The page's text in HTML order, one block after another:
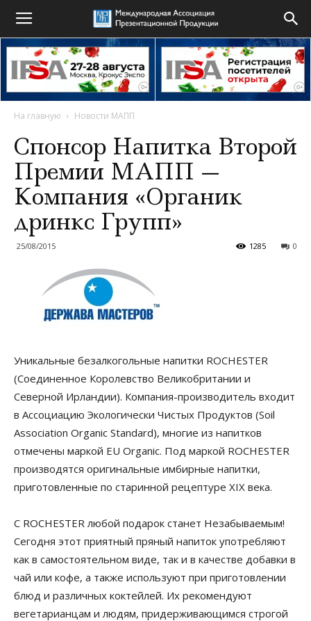
На главную Новости МАПП
Спонсор Напитка Второй
Премии МАПП —
Компания «Органик
дринкс Групп»
25/08/2015 0
1285
Уникальные безалкогольные напитки ROCHESTER
(Соединенное Королевство Великобритании и
Северной Ирландии). Компания-производитель входит
в Ассоциацию Экологически Чистых Продуктов (Soil
Association Organic Standard), многие из напитков
отмечены маркой EU Organic. Под маркой ROCHESTER
производятся оригинальные имбирные напитки,
приготовленные по старинной рецептуре XIX века.
С ROCHESTER любой подарок станет Незабываемым!
Сегодня этот приятный пряный напиток употребляют
как в самостоятельном виде, так и в качестве добавки в
чай или кофе, а также используют при приготовлении
блюд и различных коктейлей. Их рекомендуют
вегетарианцам и людям, придерживающимся строгой